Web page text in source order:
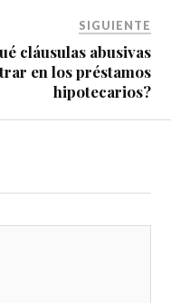
SIGUIENTE
cláusulas abusivas
en los préstamos
hipotecarios?